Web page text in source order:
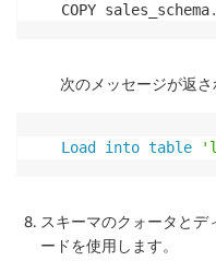
COPY sales_schema.
次のメッセージが返さ
Load into table
スキーマのクォータとデ
ードを使用します。